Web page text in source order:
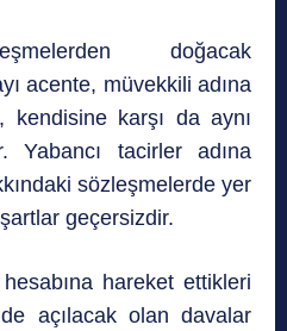
doğacak
acente, müvekkili adına
kendisine karşı da aynı
Yabancı tacirler adına
sözleşmelerde yer
geçersizdir.
hareket ettikleri
açılacak olan davalar